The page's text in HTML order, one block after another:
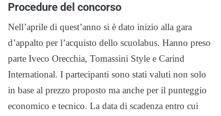
Procedure del concorso
Nell’aprile di quest’anno si è dato inizio alla gara
d’appalto per l’acquisto dello scuolabus. Hanno preso
parte Iveco Orecchia, Tomassini Style e Carind
International. I partecipanti sono stati valuti non solo
in base al prezzo proposto ma anche per il punteggio
economico e tecnico. La data di scadenza entro cui